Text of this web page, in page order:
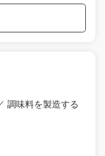
調味料を製造する